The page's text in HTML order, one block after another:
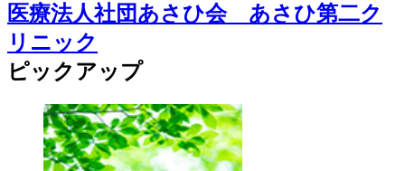
医療法人社団あさひ会 あさひ第二ク
リニック
ピックアップ